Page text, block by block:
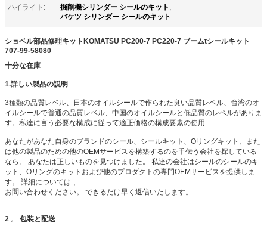
ハイライト:
掘削機シリンダー シールのキット ,
バケツ シリンダー シールのキット
ショベル部品修理キットKOMATSU PC200-7 PC220-7 ブームtシールキット
707-99-58080
十分な在庫
1.詳しい製品の説明
3種類の品質レベル、日本のオイルシールで作られた良い品質レベル、台湾のオ
イルシールで普通の品質レベル、中国のオイルシールと低品質のレベルがありま
す。私達に言う必要な構成に従って適正価格の構成要素の使用
あなたがあなた自身のブランドのシール、シールキット、Oリングキット、また
は他の製品のための他のOEMサービスを構築するのを手伝う会社を探している
なら。 あなたは正しいものを見つけました。 私達の会社はシールのシールのキ
ット、Oリングのキットおよび他のプロダクトの専門OEMサービスを提供しま
す。 詳細については 、
お問い合わせください。 できるだけ早く返信いたします。
2 。 包装と配送